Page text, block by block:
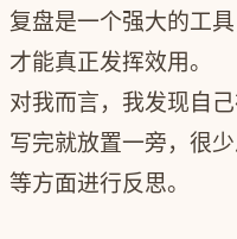
复盘是一个强大的工
才能真正发挥效用。
对我而言，我发现自
写完就放置一旁，很
等方面进行反思。